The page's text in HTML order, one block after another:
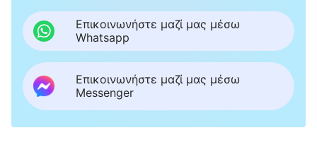
Επικοινωνήστε μαζί μας μέσω
Whatsapp
Επικοινωνήστε μαζί μας μέσω
Messenger